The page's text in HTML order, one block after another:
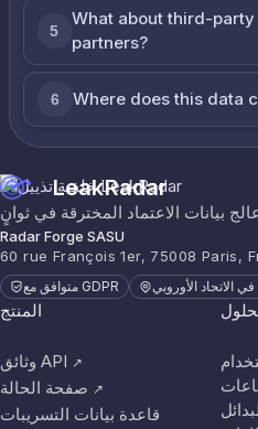
5
What about third-
partners?
6 Where does this data
LeakRadar
Radar Forge SASU
60 rue François 1er, 75008 Paris,
متوافق مع GDPR الاتحاد الأوروبي
المنتج
وثائق API ↗
صفحة الحالة ↗
قاعدة بيانات التسريبات